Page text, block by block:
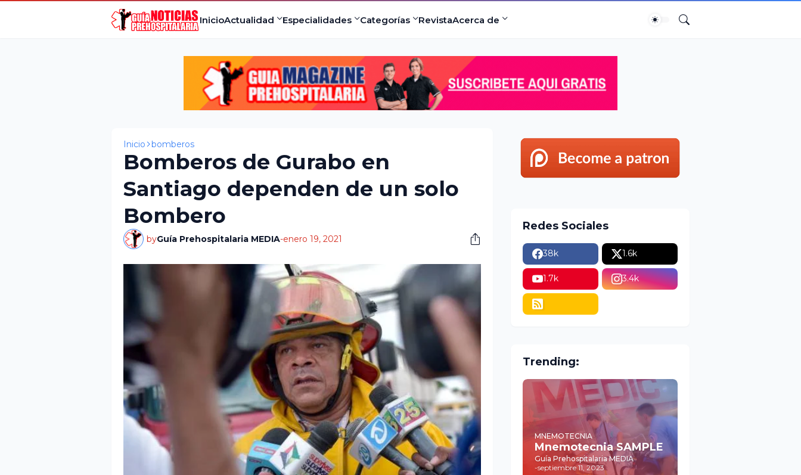
InicioActualidad Especialidades Categorías RevistaAcerca de
Inicio bomberos
Bomberos de Gurabo en
Santiago dependen de un solo
Bombero
byGuía Prehospitalaria MEDIA-enero 19, 2021
Redes Sociales
38k 1.6k
1.7k 3.4k
Trending:
MNEMOTECNIA
Mnemotecnia SAMPLE
Guía Prehospitalaria MEDIA
-septiembre 11, 2023